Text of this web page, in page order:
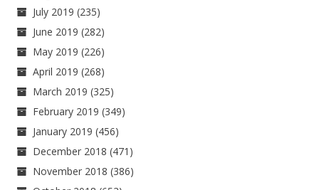
July 2019 (235)
June 2019 (282)
May 2019 (226)
April 2019 (268)
March 2019 (325)
February 2019 (349)
January 2019 (456)
December 2018 (471)
November 2018 (386)